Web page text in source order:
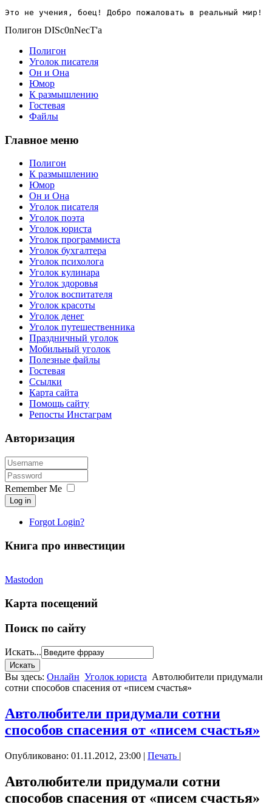
Это не учения, боец! Добро пожаловать в реальный мир!
Полигон DISc0nNecT'a
Полигон
Уголок писателя
Он и Она
Юмор
К размышлению
Гостевая
Файлы
Главное меню
Полигон
К размышлению
Юмор
Он и Она
Уголок писателя
Уголок поэта
Уголок юриста
Уголок программиста
Уголок бухгалтера
Уголок психолога
Уголок кулинара
Уголок здоровья
Уголок воспитателя
Уголок красоты
Уголок денег
Уголок путешественника
Праздничный уголок
Мобильный уголок
Полезные файлы
Гостевая
Ссылки
Карта сайта
Помощь сайту
Репосты Инстаграм
Авторизация
Remember Me
Log in
Forgot Login?
Книга про инвестиции
Mastodon
Карта посещений
Поиск по сайту
Искать...
Вы здесь: Онлайн Уголок юриста Автолюбители придумали
сотни способов спасения от «писем счастья»
Автолюбители придумали сотни
способов спасения от «писем счастья»
Опубликовано: 01.11.2012, 23:00 | Печать |
Автолюбители придумали сотни
способов спасения от «писем счастья»